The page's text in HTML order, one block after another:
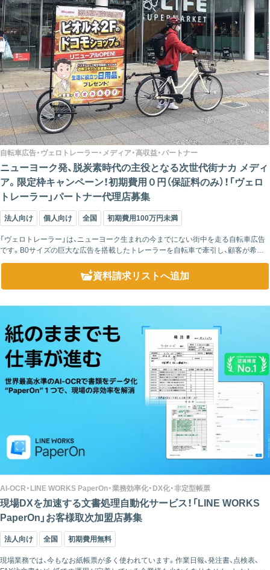
自転車広告・ヴェロトレーラー・メディア・高収益・パートナー
ニューヨーク発、脱炭素時代の主役となる次世代街ナカ メディ
ア。限定枠キャンペーン！初期費用０円（保証料のみ）！「ヴェロ
トレーラー」パートナー代理店募集
法人向け 個人向け 全国 初期費用100万円未満
「ヴェロトレーラー」は、ニューヨーク生まれの今までにない街中を走る自転車広告
です。B0サイズの巨大な広告を搭載したトレーラーを自転車で牽引し、顧客が希望
するエリアを走行します。 突然出現するサプライズ感と『必ず二度見してし...
資料請求リストへ追加
AI-OCR・LINE WORKS PaperOn・業務効率化・DX化・非定型帳票
現場DXを加速する文書処理自動化サービス！「LINE WORKS
PaperOn」お客様取次加盟店募集
法人向け 全国 初期費用無料
現場業務では、今もなお紙帳票が多く使われています。作業日報、発注書、点検表、